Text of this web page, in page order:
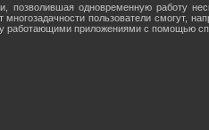
одновременную работу
пользователи смогут,
работающими приложениями с помощью